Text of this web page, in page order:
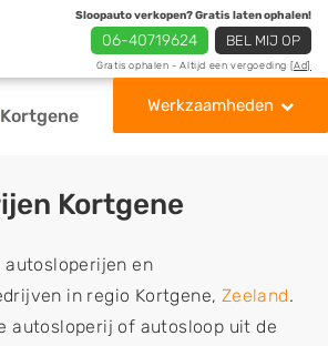
Sloopauto verkopen? Gratis laten ophalen!
06-40719624 BEL MIJ OP
Gratis ophalen - Altijd een vergoeding [Ad]
Werkzaamheden
Kortgene
Kortgene
autosloperijen en
in regio Kortgene, Zeeland.
autosloperij of autosloop uit de